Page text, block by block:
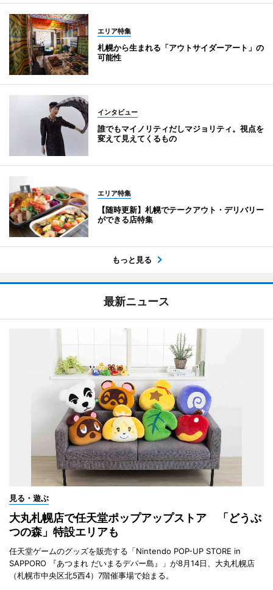
エリア特集
札幌から生まれる「アウトサイダーアート」の
可能性
インタビュー
誰でもマイノリティだしマジョリティ。視点を
変えて見えてくるもの
エリア特集
【随時更新】札幌でテークアウト・デリバリー
ができる店特集
もっと見る
最新ニュース
見る・遊ぶ
大丸札幌店で任天堂ポップアップストア 「どうぶ
つの森」特設エリアも
任天堂ゲームのグッズを販売する「Nintendo POP-UP STORE in
SAPPORO 『あつまれ だいまるデパー島』」が8月14日、大丸札幌店
（札幌市中央区北5西4）7階催事場で始まる。